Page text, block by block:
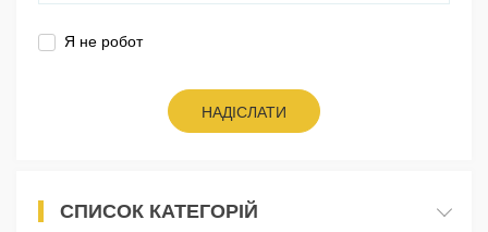
Я не робот
НАДІСЛАТИ
СПИСОК КАТЕГОРІЙ